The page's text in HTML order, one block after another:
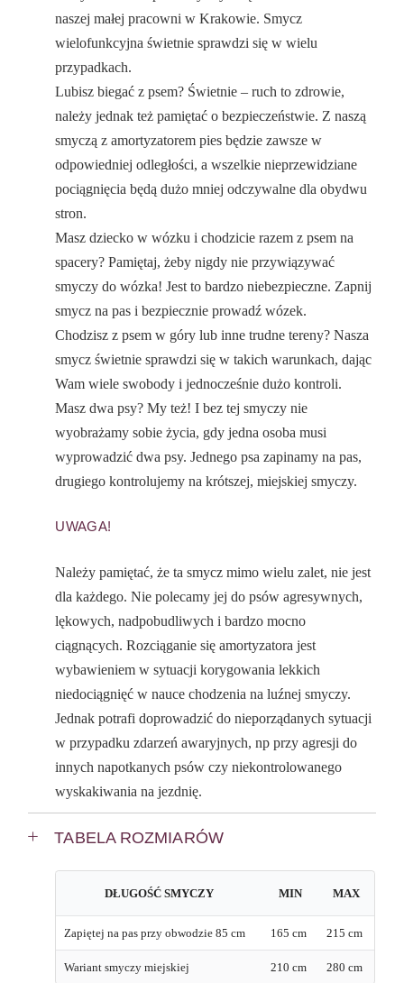
naszej małej pracowni w Krakowie. Smycz
wielofunkcyjna świetnie sprawdzi się w wielu
przypadkach.
Lubisz biegać z psem? Świetnie – ruch to zdrowie,
należy jednak też pamiętać o bezpieczeństwie. Z naszą
smyczą z amortyzatorem pies będzie zawsze w
odpowiedniej odległości, a wszelkie nieprzewidziane
pociągnięcia będą dużo mniej odczywalne dla obydwu
stron.
Masz dziecko w wózku i chodzicie razem z psem na
spacery? Pamiętaj, żeby nigdy nie przywiązywać
smyczy do wózka! Jest to bardzo niebezpieczne. Zapnij
smycz na pas i bezpiecznie prowadź wózek.
Chodzisz z psem w góry lub inne trudne tereny? Nasza
smycz świetnie sprawdzi się w takich warunkach, dając
Wam wiele swobody i jednocześnie dużo kontroli.
Masz dwa psy? My też! I bez tej smyczy nie
wyobrażamy sobie życia, gdy jedna osoba musi
wyprowadzić dwa psy. Jednego psa zapinamy na pas,
drugiego kontrolujemy na krótszej, miejskiej smyczy.
UWAGA!
Należy pamiętać, że ta smycz mimo wielu zalet, nie jest
dla każdego. Nie polecamy jej do psów agresywnych,
lękowych, nadpobudliwych i bardzo mocno
ciągnących. Rozciąganie się amortyzatora jest
wybawieniem w sytuacji korygowania lekkich
niedociągnięć w nauce chodzenia na luźnej smyczy.
Jednak potrafi doprowadzić do nieporządanych sytuacji
w przypadku zdarzeń awaryjnych, np przy agresji do
innych napotkanych psów czy niekontrolowanego
wyskakiwania na jezdnię.
TABELA ROZMIARÓW
DŁUGOŚĆ SMYCZY MIN MAX
Zapiętej na pas przy obwodzie 85 cm 165 cm 215 cm
Wariant smyczy miejskiej 210 cm 280 cm